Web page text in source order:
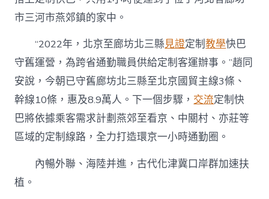
市三河市燕郊鎮的家中。
“2022年，北京至廊坊北三縣見證定制教學快巴
守舊運營，為跨省通勤職員供給定制客運辦事。”趙同
安說，今朝已守舊廊坊北三縣至北京國貿主線3條、
幹線10條，惠及8.9萬人。下一個步驟， 交流定制快
巴將依據乘客需求計劃燕郊至看京、中關村、亦莊等
區域的定制線路，全力打造環京一小時通勤圈。
內暢外聯、海陸并進，古代化津冀口岸群加速扶
植。